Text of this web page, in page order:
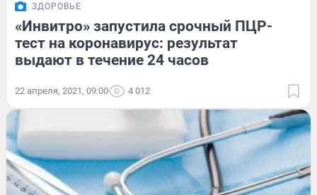
ЗДОРОВЬЕ
«Инвитро» запустила срочный ПЦР-
тест на коронавирус: результат
выдают в течение 24 часов
22 апреля, 2021, 09:00 4 012